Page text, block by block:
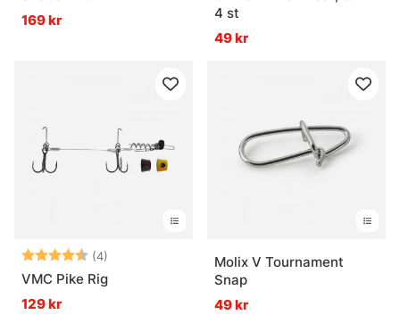
169 kr
4 st
49 kr
Betyg: (4)
4.5 utav 5 stjärnor
VMC Pike Rig
129 kr
Molix V Tournament
Snap
49 kr